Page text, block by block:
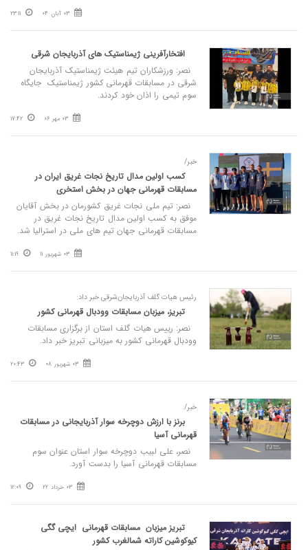
03 آبان 04 23:11
افتخارآفرینی ژیمناستیک های آذربایجان شرقی
نصر: ورزشکاران تیم هیئت ژیمناستیک آذربایجان
شرقی در مسابقات قهرمانی کشور ژیمناستیک جایگاه
سوم تیمی را اذان خود کردند.
03 مهر 06 17:42
خبر/
کسب اولین مدال تاریخ نجات غریق ایران در
مسابقات قهرمانی جهان در بخش استخری
نصر: تیم ملی نجات غریق کشورمان در بخش آقایان
موفق به کسب اولین مدال تاریخ نجات غریق در
مسابقات قهرمانی جهان تیم های ملی در استرالیا شد.
03 شهریور 11 11:19
رئیس هیات گلف آذربایجان‌شرقی خبر داد:
تبریز، میزبان مسابقات وودبال قهرمانی کشور
نصر: رییس هیات گلف استان از برگزاری مسابقات
وودبال قهرمانی کشور به میزبانی تبریز خبر داد.
03 شهریور 08 20:43
خبر/
برنز با ارزش دوچرخه سوار آذربایجانی در مسابقات
قهرمانی آسیا
نصر، علی لبیب دوچرخه سوار استان عنوان سوم
مسابقات قهرمانی آسیا را بدست آورد.
03 خرداد 22 12:09
تبریز میزبان مسابقات قهرمانی ایچی گگی
کیوکوشین کاراته شمالغرب کشور